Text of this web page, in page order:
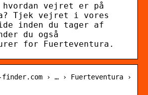
vejret er på
Tjek vejret i vores
inden du tager af
du også
for Fuerteventura.
› … › Fuerteventura ›